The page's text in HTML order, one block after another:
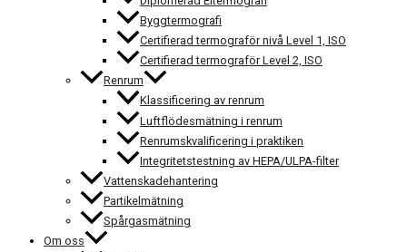
Byggtermografi
Certifierad termograför nivå Level 1, ISO
Certifierad termograför Level 2, ISO
Renrum
Klassificering av renrum
Luftflödesmätning i renrum
Renrumskvalificering i praktiken
Integritetstestning av HEPA/ULPA-filter
Vattenskadehantering
Partikelmätning
Spårgasmätning
Om oss